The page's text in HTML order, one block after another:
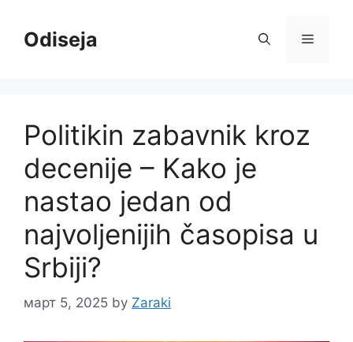
contentOdiseja Menu
Politikin zabavnik kroz
decenije – Kako je
nastao jedan od
najvoljenijih časopisa u
Srbiji?
март 5, 2025 by Zaraki